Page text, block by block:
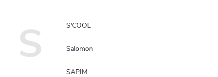
S S'COOL
Salomon
SAPIM
Reklamácie